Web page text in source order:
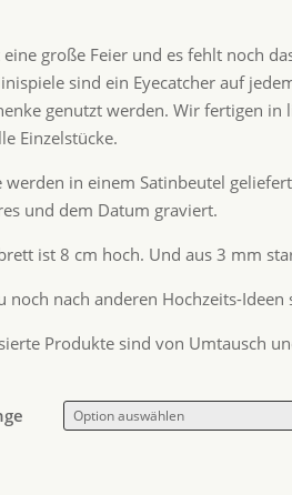
große Feier und es fehlt noch
sind ein Eyecatcher auf
genutzt werden. Wir fertigen
Einzelstücke.
werden in einem Satinbeutel
und dem Datum graviert.
ist 8 cm hoch. Und aus 3 mm
noch nach anderen Hochzeits-
Produkte sind von Umtausch